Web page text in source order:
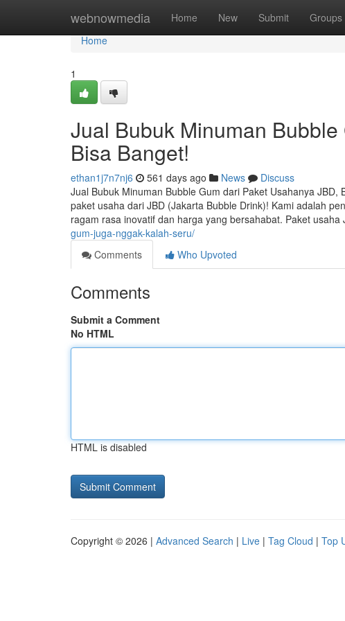
webnowmedia Home New Submit Groups
Home
Home
1
Jual Bubuk Minuman
Bisa Banget!
ethan1j7n7nj6 561 days ago News
Discuss
Jual Bubuk Minuman Bubble Gum dari Paket Usahanya
paket usaha dari JBD (Jakarta Bubble Drink)! Kami adalah
ragam rasa inovatif dan harga yang bersahabat. Paket usaha
gum-juga-nggak-kalah-seru/
Comments
Who Upvoted
Comments
Submit a Comment
No HTML
HTML is disabled
Copyright © 2026 | Advanced Search | Live | Tag Cloud | Top